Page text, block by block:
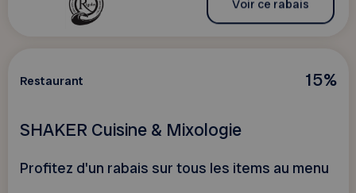
Voir ce rabais
15%
Restaurant
SHAKER Cuisine & Mixologie
Profitez d'un rabais sur tous les items au menu